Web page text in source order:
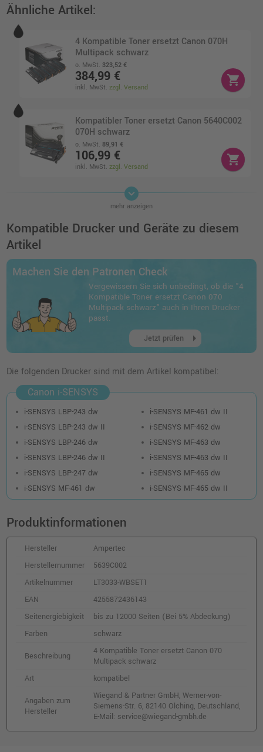
Ähnliche Artikel:
4 Kompatible Toner ersetzt Canon 070H
Multipack schwarz
o. MwSt. 323,52 €
384,99 €
inkl. MwSt.zzgl. Versand
shopping_cart
Kompatibler Toner ersetzt Canon 5640C002
070H schwarz
o. MwSt. 89,91 €
106,99 €
inkl. MwSt.zzgl. Versand
shopping_cart
Kompatibler Toner ersetzt Canon 5639C002
070 schwarz
o. MwSt.
65,99 €
keyboard_arrow_down
mehr anzeigen
Kompatible Drucker und Geräte zu diesem
Artikel
Machen Sie den Patronen Check
Vergewissern Sie sich unbedingt, ob die "4
Kompatible Toner ersetzt Canon 070
Multipack schwarz" auch in Ihren Drucker
passt.
Jetzt prüfen arrow_right
Die folgenden Drucker sind mit dem Artikel kompatibel:
Canon i-SENSYS
i-SENSYS LBP-243 dw
i-SENSYS LBP-243 dw II
i-SENSYS LBP-246 dw
i-SENSYS LBP-246 dw II
i-SENSYS LBP-247 dw
i-SENSYS MF-461 dw
i-SENSYS MF-461 dw II
i-SENSYS MF-462 dw
i-SENSYS MF-463 dw
i-SENSYS MF-463 dw II
i-SENSYS MF-465 dw
i-SENSYS MF-465 dw II
Produktinformationen
Hersteller
Ampertec
Herstellernummer
5639C002
Artikelnummer
LT3033-WBSET1
EAN
4255872436143
Seitenergiebigkeit
bis zu 12000 Seiten (Bei 5% Abdeckung)
Farben
schwarz
Beschreibung
4 Kompatible Toner ersetzt Canon 070
Multipack schwarz
Art
kompatibel
Angaben zum
Hersteller
Wiegand & Partner GmbH, Werner-von-
Siemens-Str. 6, 82140 Olching, Deutschland,
E-Mail: service@wiegand-gmbh.de